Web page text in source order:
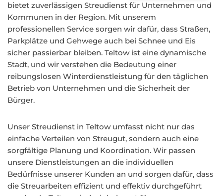
bietet zuverlässigen Streudienst für Unternehmen und
Kommunen in der Region. Mit unserem
professionellen Service sorgen wir dafür, dass Straßen,
Parkplätze und Gehwege auch bei Schnee und Eis
sicher passierbar bleiben. Teltow ist eine dynamische
Stadt, und wir verstehen die Bedeutung einer
reibungslosen Winterdienstleistung für den täglichen
Betrieb von Unternehmen und die Sicherheit der
Bürger.
Unser Streudienst in Teltow umfasst nicht nur das
einfache Verteilen von Streugut, sondern auch eine
sorgfältige Planung und Koordination. Wir passen
unsere Dienstleistungen an die individuellen
Bedürfnisse unserer Kunden an und sorgen dafür, dass
die Streuarbeiten effizient und effektiv durchgeführt